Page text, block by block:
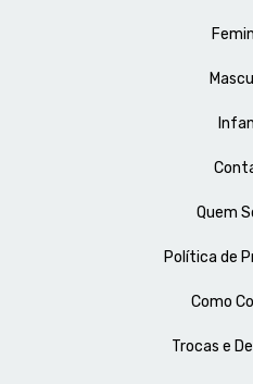
Quem
Política de
Como
Trocas e